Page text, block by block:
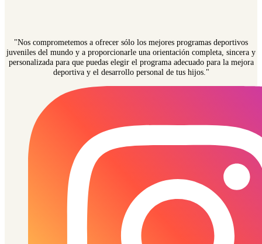
"Nos comprometemos a ofrecer sólo los mejores programas deportivos
juveniles del mundo y a proporcionarle una orientación completa, sincera y
personalizada para que puedas elegir el programa adecuado para la mejora
deportiva y el desarrollo personal de tus hijos."